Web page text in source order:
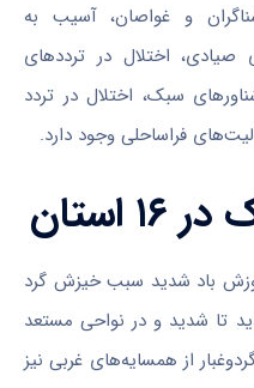
و غواصان، آسیب به
اختلال در تردد‌های
سبک، اختلال در تردد
فراساحلی وجود دارد.
وزش باد شدید سبب خیزش گرد
تا شدید و در نواحی مستعد
از همسایه‌های غربی نیز